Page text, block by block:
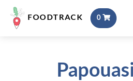
FOODTRACK 0